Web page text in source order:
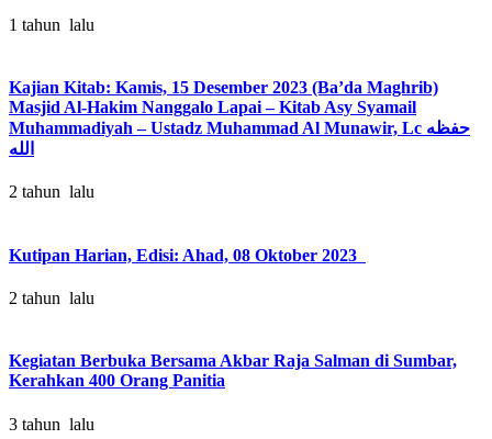
1 tahun lalu
Kajian Kitab: Kamis, 15 Desember 2023 (Ba’da Maghrib)
Masjid Al-Hakim Nanggalo Lapai – Kitab Asy Syamail
Muhammadiyah – Ustadz Muhammad Al Munawir, Lc حفظه
الله
2 tahun lalu
Kutipan Harian, Edisi: Ahad, 08 Oktober 2023
2 tahun lalu
Kegiatan Berbuka Bersama Akbar Raja Salman di Sumbar,
Kerahkan 400 Orang Panitia
3 tahun lalu